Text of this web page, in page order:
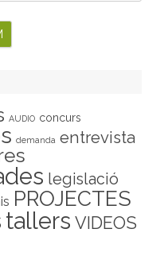
AUDIO concurs
demanda entrevista
legislació
PROJECTES
tallers VIDEOS